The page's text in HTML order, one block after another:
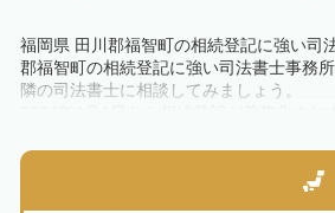
福岡県 田川郡福智町の相続登記に強い司
郡福智町の相続登記に強い司法書士事務
隣の司法書士に相談してみましょう。
きが必要です。義務化前の相続も対象と
相続登記は法律で定められており、司法